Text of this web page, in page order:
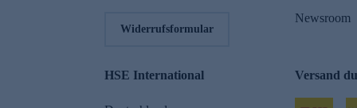
Widerrufsformular
Newsroom
HSE International Versand